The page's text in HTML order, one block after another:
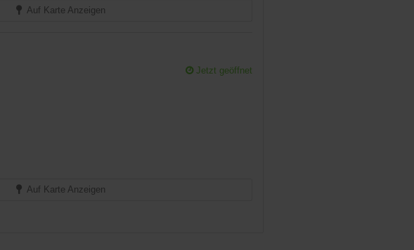
Auf Karte Anzeigen
Jetzt geöffnet
Auf Karte Anzeigen